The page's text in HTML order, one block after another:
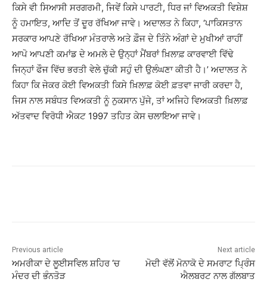
ਕਿਸੇ ਵੀ ਸਿਆਸੀ ਸਰਗਰਮੀ, ਜਿਵੇਂ ਕਿਸੇ ਪਾਰਟੀ, ਧਿਰ ਜਾਂ ਵਿਅਕਤੀ ਵਿਸ਼ੇਸ਼
ਨੂੰ ਹਮਾਇਤ, ਆਦਿ ਤੋਂ ਦੂਰ ਰੱਖਿਆ ਜਾਵੇ। ਅਦਾਲਤ ਨੇ ਕਿਹਾ, ‘ਪਾਕਿਸਤਾਨ
ਸਰਕਾਰ ਆਪਣੇ ਰੱਖਿਆ ਮੰਤਰਾਲੇ ਅਤੇ ਫ਼ੌਜ ਦੇ ਤਿੰਨੇ ਅੰਗਾਂ ਦੇ ਮੁਖੀਆਂ ਰਾਹੀਂ
ਆਪੋ ਆਪਣੀ ਕਮਾਂਡ ਦੇ ਅਮਲੇ ਦੇ ਉਨ੍ਹਾਂ ਮੈਂਬਰਾਂ ਖ਼ਿਲਾਫ਼ ਕਾਰਵਾਈ ਵਿੱਢੇ
ਜਿਨ੍ਹਾਂ ਫੌਜ ਵਿੱਚ ਭਰਤੀ ਵੇਲੇ ਚੁੱਕੀ ਸਹੁੰ ਦੀ ਉਲੰਘਣਾ ਕੀਤੀ ਹੈ।’ ਅਦਾਲਤ ਨੇ
ਕਿਹਾ ਕਿ ਜੇਕਰ ਕੋਈ ਵਿਅਕਤੀ ਕਿਸੇ ਖ਼ਿਲਾਫ਼ ਕੋਈ ਫ਼ਤਵਾ ਜਾਰੀ ਕਰਦਾ ਹੈ,
ਜਿਸ ਨਾਲ ਸਬੰਧਤ ਵਿਅਕਤੀ ਨੂੰ ਨੁਕਸਾਨ ਪੁੱਜੇ, ਤਾਂ ਅਜਿਹੇ ਵਿਅਕਤੀ ਖ਼ਿਲਾਫ਼
ਅੱਤਵਾਦ ਵਿਰੋਧੀ ਐਕਟ 1997 ਤਹਿਤ ਕੇਸ ਚਲਾਇਆ ਜਾਵੇ।
Previous article
ਅਮਰੀਕਾ ਦੇ ਲੂਈਸਵਿਲ ਸ਼ਹਿਰ ‘ਚ
ਮੰਦਰ ਦੀ ਭੰਨਤੋੜ
Next article
ਮੋਦੀ ਵੱਲੋਂ ਮੋਨਾਕੋ ਦੇ ਸਮਰਾਟ ਪ੍ਰਿੰਸ
ਐਲਬਰਟ ਨਾਲ ਗੱਲਬਾਤ